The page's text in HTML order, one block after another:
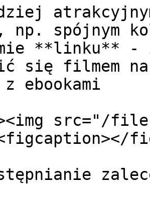
np. spójnym
**linku** -
się filmem na
z ebookami
src="/